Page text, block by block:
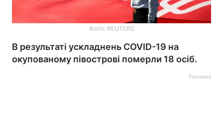
Фото: REUTERS
В результаті ускладнень COVID-19 на
окупованому півострові померли 18 осіб.
Реклама